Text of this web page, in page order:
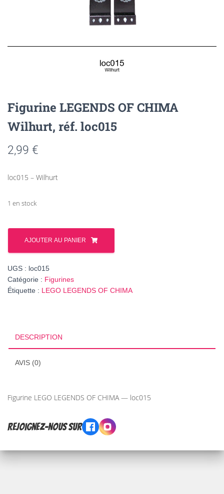
Figurine LEGENDS OF CHIMA
Wilhurt, réf. loc015
2,99 €
loc015 – Wilhurt
1 en stock
quantité
Figurine
OF
CHIMA
Wilhurt,
AJOUTER AU PANIER
UGS : loc015
Catégorie : Figurines
Étiquette : LEGO LEGENDS OF CHIMA
DESCRIPTION
AVIS (0)
Figurine LEGO LEGENDS OF CHIMA — loc015
Rejoignez-nous sur